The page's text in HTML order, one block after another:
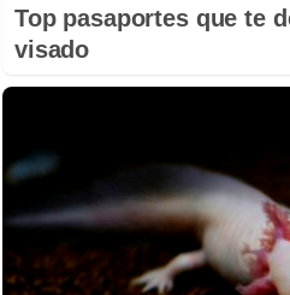
Top pasaportes que te
visado